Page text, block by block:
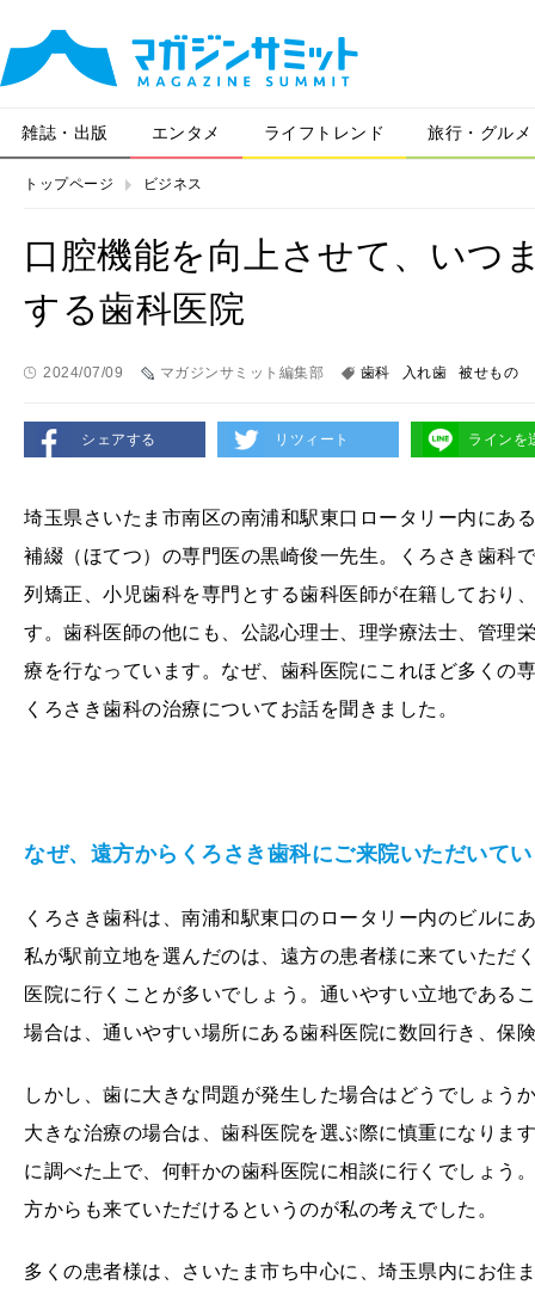
雑誌・出版 エンタメ ライフトレンド 旅行・グルメ
トップページ ビジネス
口腔機能を向上させて、いつ
する歯科医院
2024/07/09 マガジンサミット編集部 歯科 入れ歯 被せもの
シェアする リツィート ラインを
埼玉県さいたま市南区の南浦和駅東口ロータリー内にあ
補綴（ほてつ）の専門医の黒崎俊一先生。くろさき歯科
列矯正、小児歯科を専門とする歯科医師が在籍しており
す。歯科医師の他にも、公認心理士、理学療法士、管理
療を行なっています。なぜ、歯科医院にこれほど多くの
くろさき歯科の治療についてお話を聞きました。
なぜ、遠方からくろさき歯科にご来院いただいて
くろさき歯科は、南浦和駅東口のロータリー内のビルに
私が駅前立地を選んだのは、遠方の患者様に来ていただ
医院に行くことが多いでしょう。通いやすい立地である
場合は、通いやすい場所にある歯科医院に数回行き、保
しかし、歯に大きな問題が発生した場合はどうでしょう
大きな治療の場合は、歯科医院を選ぶ際に慎重になりま
に調べた上で、何軒かの歯科医院に相談に行くでしょう
方からも来ていただけるというのが私の考えでした。
多くの患者様は、さいたま市ち中心に、埼玉県内にお住